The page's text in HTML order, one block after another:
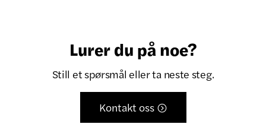
Lurer du på noe?
Still et spørsmål eller ta neste steg.
Kontakt oss 